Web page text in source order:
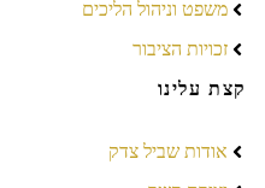
משפט וניהול הליכים
זכויות הציבור
קצת עלינו
אודות שביל צדק